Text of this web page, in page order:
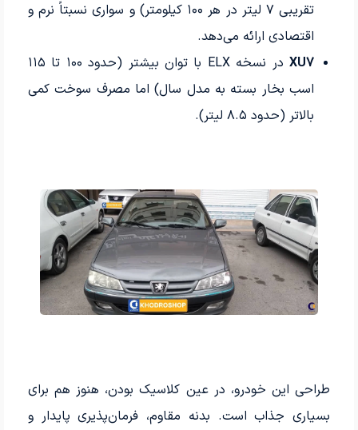
تقریبی ۷ لیتر در هر ۱۰۰ کیلومتر) و سواری نسبتاً نرم و
اقتصادی ارائه می‌دهد.
XU7
در نسخه ELX با توان بیشتر (حدود ۱۰۰ تا ۱۱۵
اسب بخار بسته به مدل سال) اما مصرف سوخت کمی
بالاتر (حدود ۸.۵ لیتر).
طراحی این خودرو، در عین کلاسیک بودن، هنوز هم برای
بسیاری جذاب است. بدنه مقاوم، فرمان‌پذیری پایدار و